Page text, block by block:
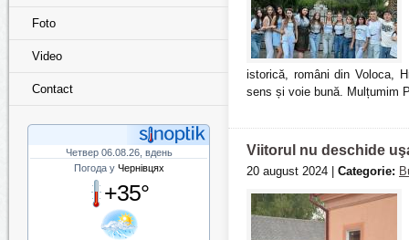
Foto
Video
Contact
Четвер 06.08.26, вдень
Погода у Чернівцях
+35°
istorică, români din Voloca,
sens și voie bună. Mulțumim
Viitorul nu deschide
20 august 2024 | Categorie: